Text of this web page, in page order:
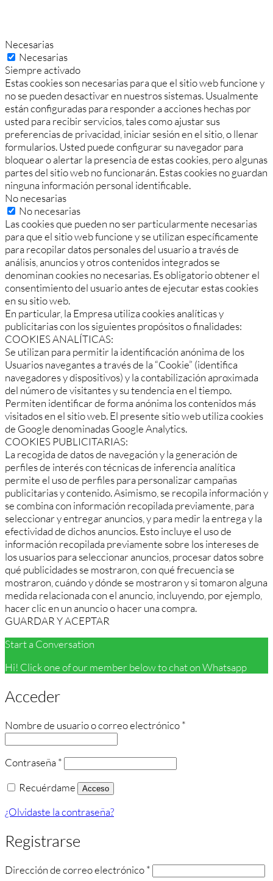
Necesarias
Necesarias
Siempre activado
Estas cookies son necesarias para que el sitio web funcione y
no se pueden desactivar en nuestros sistemas. Usualmente
están configuradas para responder a acciones hechas por
usted para recibir servicios, tales como ajustar sus
preferencias de privacidad, iniciar sesión en el sitio, o llenar
formularios. Usted puede configurar su navegador para
bloquear o alertar la presencia de estas cookies, pero algunas
partes del sitio web no funcionarán. Estas cookies no guardan
ninguna información personal identificable.
No necesarias
No necesarias
Las cookies que pueden no ser particularmente necesarias
para que el sitio web funcione y se utilizan específicamente
para recopilar datos personales del usuario a través de
análisis, anuncios y otros contenidos integrados se
denominan cookies no necesarias. Es obligatorio obtener el
consentimiento del usuario antes de ejecutar estas cookies
en su sitio web.
En particular, la Empresa utiliza cookies analíticas y
publicitarias con los siguientes propósitos o finalidades:
COOKIES ANALÍTICAS:
Se utilizan para permitir la identificación anónima de los
Usuarios navegantes a través de la “Cookie” (identifica
navegadores y dispositivos) y la contabilización aproximada
del número de visitantes y su tendencia en el tiempo.
Permiten identificar de forma anónima los contenidos más
visitados en el sitio web. El presente sitio web utiliza cookies
de Google denominadas Google Analytics.
COOKIES PUBLICITARIAS:
La recogida de datos de navegación y la generación de
perfiles de interés con técnicas de inferencia analítica
permite el uso de perfiles para personalizar campañas
publicitarias y contenido. Asimismo, se recopila información y
se combina con información recopilada previamente, para
seleccionar y entregar anuncios, y para medir la entrega y la
efectividad de dichos anuncios. Esto incluye el uso de
información recopilada previamente sobre los intereses de
los usuarios para seleccionar anuncios, procesar datos sobre
qué publicidades se mostraron, con qué frecuencia se
mostraron, cuándo y dónde se mostraron y si tomaron alguna
medida relacionada con el anuncio, incluyendo, por ejemplo,
hacer clic en un anuncio o hacer una compra.
GUARDAR Y ACEPTAR
Start a Conversation
Hi! Click one of our member below to chat on Whatsapp
Acceder
Nombre de usuario o correo electrónico*
Contraseña*Obligatorio
Recuérdame
Acceso
¿Olvidaste la contraseña?
Registrarse
Dirección de correo electrónico*Obligatorio